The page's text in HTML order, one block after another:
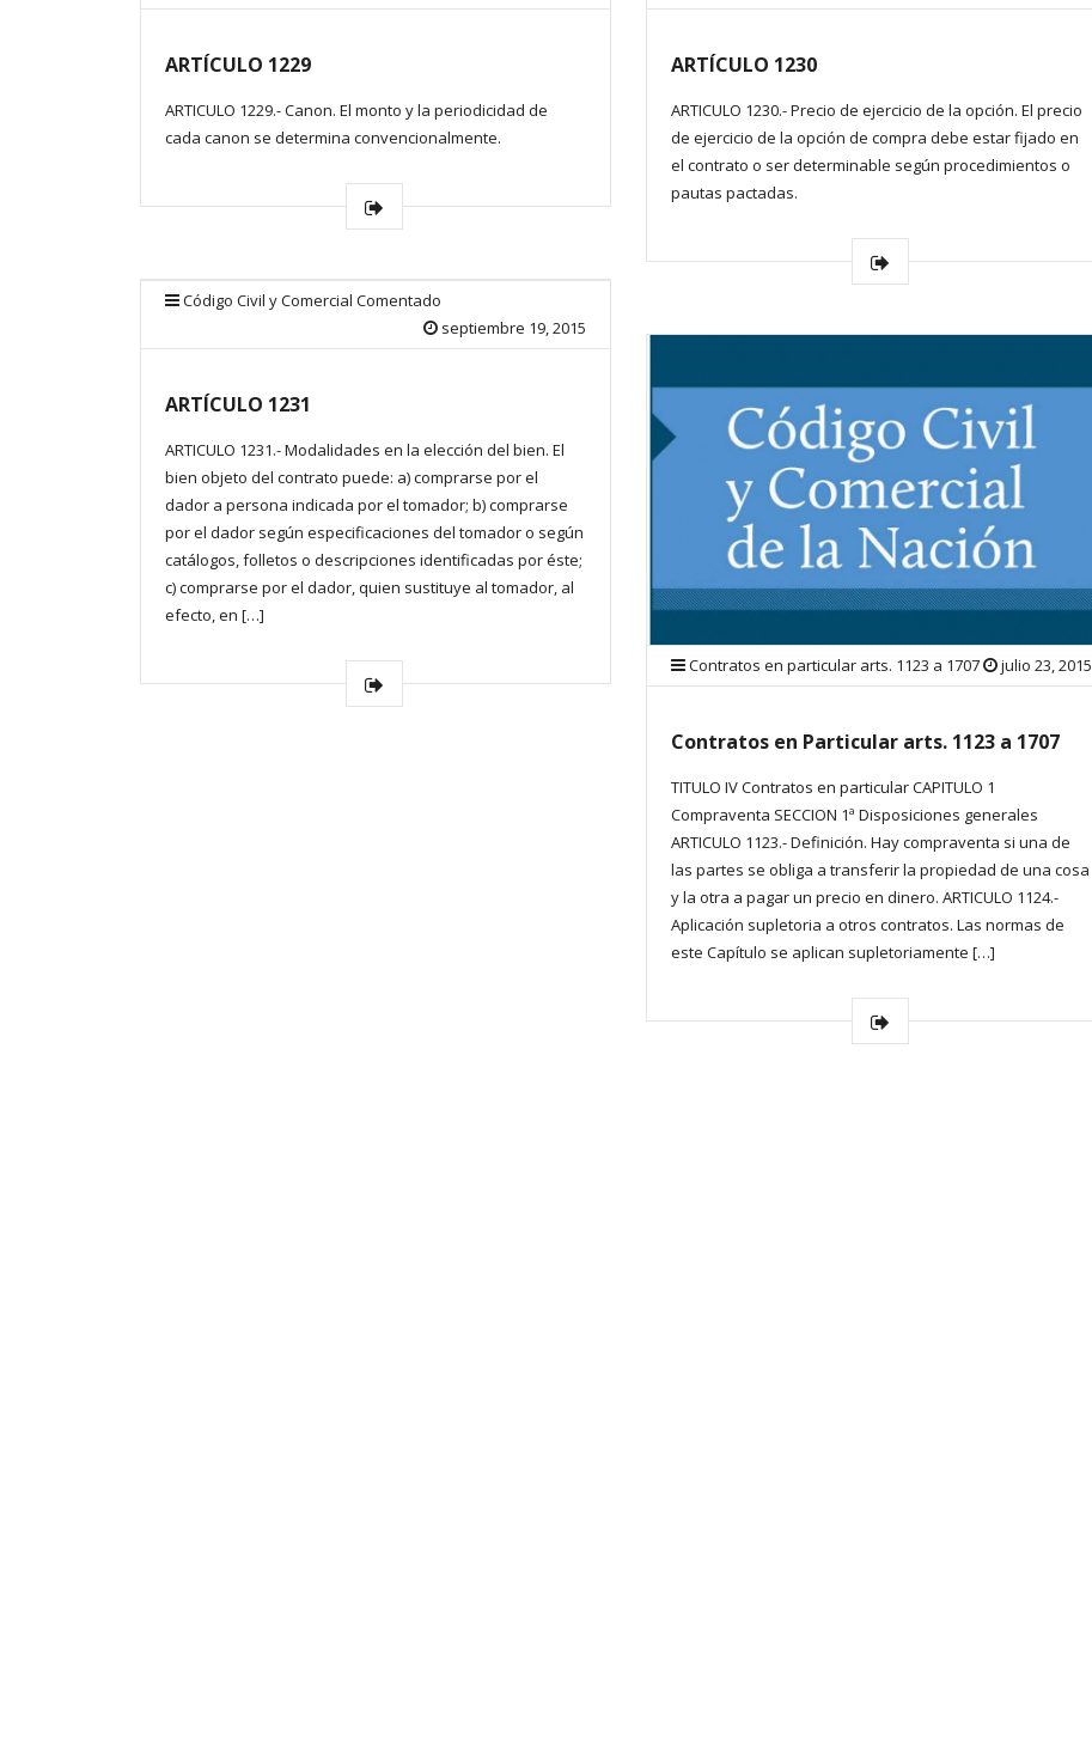
ARTÍCULO 1229
ARTICULO 1229.- Canon. El monto y la periodicidad de
cada canon se determina convencionalmente.
ARTÍCULO 1230
ARTICULO 1230.- Precio de ejercicio de la opción. El precio
de ejercicio de la opción de compra debe estar fijado en
el contrato o ser determinable según procedimientos o
pautas pactadas.
Código Civil y Comercial Comentado
septiembre 19, 2015
ARTÍCULO 1231
ARTICULO 1231.- Modalidades en la elección del bien. El
bien objeto del contrato puede: a) comprarse por el
dador a persona indicada por el tomador; b) comprarse
por el dador según especificaciones del tomador o según
catálogos, folletos o descripciones identificadas por éste;
c) comprarse por el dador, quien sustituye al tomador, al
efecto, en […]
Contratos en particular arts. 1123 a 1707 julio 23, 2015
Contratos en Particular arts. 1123 a 1707
TITULO IV Contratos en particular CAPITULO 1
Compraventa SECCION 1ª Disposiciones generales
ARTICULO 1123.- Definición. Hay compraventa si una de
las partes se obliga a transferir la propiedad de una cosa
y la otra a pagar un precio en dinero. ARTICULO 1124.-
Aplicación supletoria a otros contratos. Las normas de
este Capítulo se aplican supletoriamente […]